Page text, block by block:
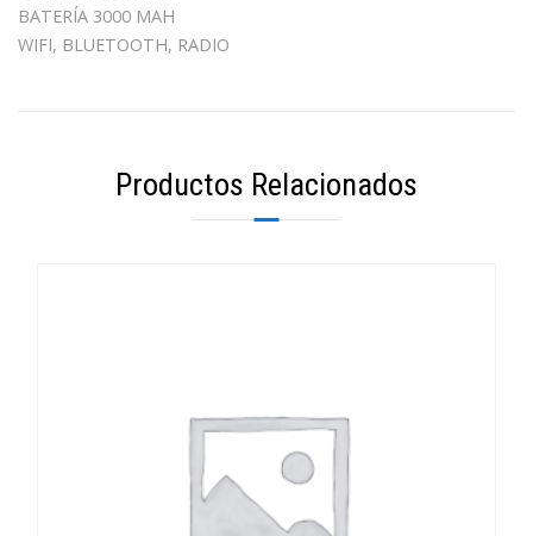
BATERÍA 3000 MAH
WIFI, BLUETOOTH, RADIO
Productos Relacionados